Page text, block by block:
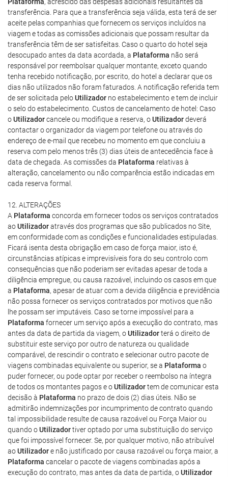
transferência. Para que a transferência seja válida, esta terá de ser
aceite pelas companhias que fornecem os serviços incluídos na
viagem e todas as comissões adicionais que possam resultar da
transferência têm de ser satisfeitas. Caso o quarto do hotel seja
desocupado antes da data acordada, a Plataforma não será
responsável por reembolsar qualquer montante, exceto quando
tenha recebido notificação, por escrito, do hotel a declarar que os
dias não utilizados não foram faturados. A notificação referida tem
de ser solicitada peloUtilizador no estabelecimento e tem de incluir
o selo do estabelecimento. Custos de cancelamento de hotel: Caso
oUtilizadorcancele ou modifique a reserva, oUtilizadordeverá
contactar o organizador da viagem por telefone ou através do
endereço de e-mail que recebeu no momento em que concluiu a
reserva com pelo menos três (3) dias úteis de antecedência face à
data de chegada. As comissões da Plataforma relativas à
alteração, cancelamento ou não comparência estão indicadas em
cada reserva formal.
12. ALTERAÇÕES
A Plataforma concorda em fornecer todos os serviços contratados
aoUtilizadoratravés dos programas que são publicados no Site,
em conformidade com as condições e funcionalidades estipuladas.
Ficará isenta desta obrigação em caso de força maior, isto é,
circunstâncias atípicas e imprevisíveis fora do seu controlo com
consequências que não poderiam ser evitadas apesar de toda a
diligência empregue, ou causa razoável, incluindo os casos em que
a Plataforma, apesar de atuar com a devida diligência e previdência
não possa fornecer os serviços contratados por motivos que não
lhe possam ser imputáveis. Caso se torne impossível para a
Plataforma fornecer um serviço após a execução do contrato, mas
antes da data de partida da viagem, oUtilizadorterá o direito de
substituir este serviço por outro de natureza ou qualidade
comparável, de rescindir o contrato e selecionar outro pacote de
viagens combinadas equivalente ou superior, se a Plataforma o
puder fornecer, ou pode optar por receber o reembolso na íntegra
de todos os montantes pagos e oUtilizadortem de comunicar esta
decisão à Plataforma no prazo de dois (2) dias úteis. Não se
admitirão indemnizações por incumprimento de contrato quando
tal impossibilidade resulte de causa razoável ou Força Maior ou
quando oUtilizadortiver optado por uma substituição do serviço
que foi impossível fornecer. Se, por qualquer motivo, não atribuível
aoUtilizadore não justificado por causa razoável ou força maior, a
Plataforma cancelar o pacote de viagens combinadas após a
execução do contrato, mas antes da data de partida, oUtilizador